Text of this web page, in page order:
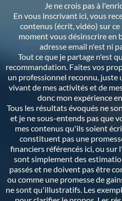
Je ne crois pas à
En vous inscrivant ici, vous
contenus (écrit, vidéo) sur
moment vous désinscrire en
adresse email n'est ni
Tout ce que je partage n'est
recommandation. Faites vos
un professionnel reconnu,
vivant de mes activités et de
donc mon expérience
Tous les résultats évoqués ne
et je ne sous-entends pas que
mes contenus qu'ils soient
constituent pas une
financiers référencés ici, ou sur
sont simplement des
passés et ne doivent pas être
ou comme une promesse de
ne sont qu'illustratifs. Les